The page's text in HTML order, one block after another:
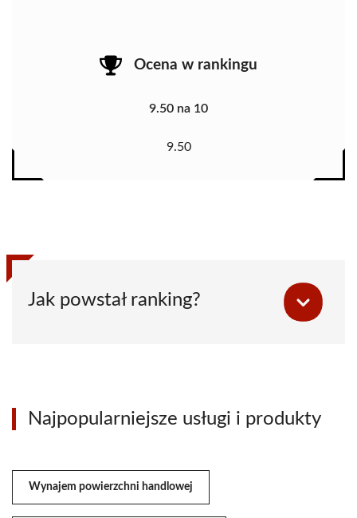
Ocena w rankingu
9.50 na 10
9.50
Jak powstał ranking?
Najpopularniejsze usługi i produkty
Wynajem powierzchni handlowej